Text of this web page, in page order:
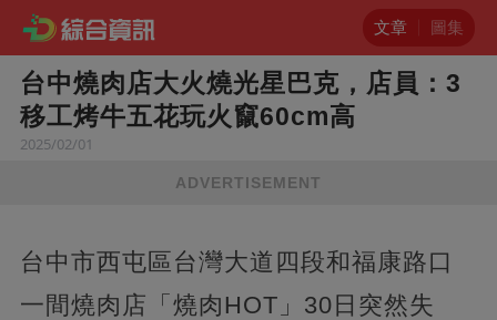
文章 圖集
台中燒肉店大火燒光星巴克，店員：3
移工烤牛五花玩火竄60cm高
2025/02/01
ADVERTISEMENT
台中市西屯區台灣大道四段和福康路口
一間燒肉店「燒肉HOT」30日突然失